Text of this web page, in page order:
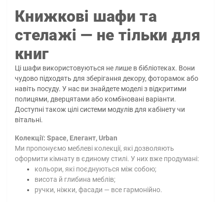
Книжкові шафи та
стелажі — не тільки для
книг
Ці шафи використовуються не лише в бібліотеках. Вони
чудово підходять для зберігання декору, фоторамок або
навіть посуду. У нас ви знайдете моделі з відкритими
полицями, дверцятами або комбіновані варіанти.
Доступні також цілі системи модулів для кабінету чи
вітальні.
Колекції: Space, Елегант, Urban
Ми пропонуємо меблеві колекції, які дозволяють
оформити кімнату в єдиному стилі. У них вже продумані:
кольори, які поєднуються між собою;
висота й глибина меблів;
ручки, ніжки, фасади — все гармонійно.